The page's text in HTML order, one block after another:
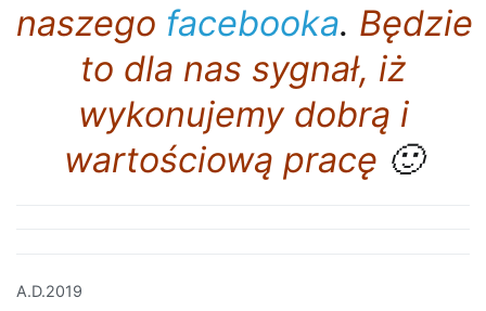
naszego facebooka. Będzie
to dla nas sygnał, iż
wykonujemy dobrą i
wartościową pracę 🙂
A.D.2019